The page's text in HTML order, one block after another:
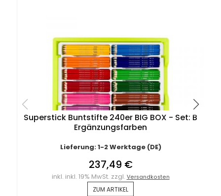
Superstick Buntstifte 240er BIG BOX - Set: B
Ergänzungsfarben
Lieferung: 1-2 Werktage (DE)
237,49 €
inkl. inkl. 19% MwSt. zzgl. Versandkosten
ZUM ARTIKEL